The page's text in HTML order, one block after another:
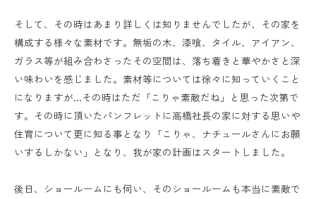
そして、その時はあまり詳しくは知りませんでしたが、その家を
構成する様々な素材です。無垢の木、漆喰、タイル、アイアン、
ガラス等が組み合わさったその空間は、落ち着きと華やかさと深
い味わいを感じました。素材等については徐々に知っていくこと
になりますが…その時はただ「こりゃ素敵だね」と思った次第で
す。その時に頂いたパンフレットに高橋社長の家に対する思いや
住育について更に知る事となり「こりゃ、ナチュールさんにお願
いするしかない」となり、我が家の計画はスタートしました。
後日、ショールームにも伺い、そのショールームも本当に素敵で